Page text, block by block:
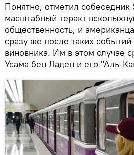
Понятно, отметил собеседник
масштабный теракт
общественность, и
сразу же после таких событий
виновника. Им в этом случае
Усама бен Ладен и его "Аль-